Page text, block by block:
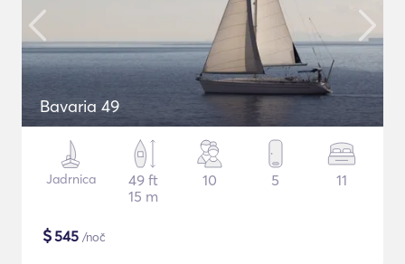
Bavaria 49
Jadrnica
49 ft
15 m
10 5 11
$545 /noč